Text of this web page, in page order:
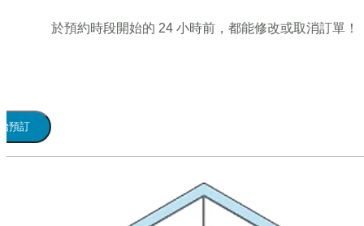
於預約時段開始的 24 小時前，都能修改或取消訂單！
預訂